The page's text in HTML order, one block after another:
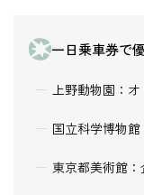
一日乗車券で
上野動物園：
国立科学博物
東京都美術館